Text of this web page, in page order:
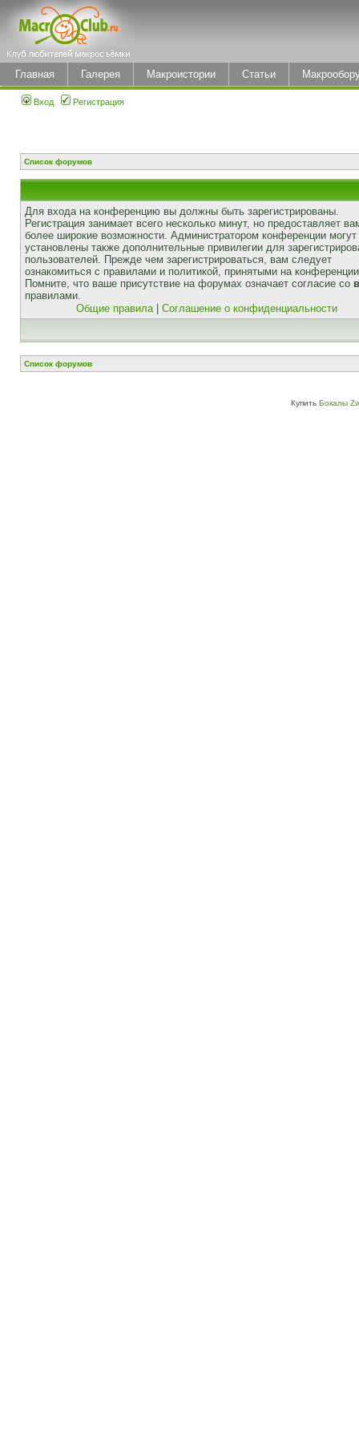
Главная Галерея Макроистории Статьи
Вход Регистрация
Список форумов
Для входа на конференцию вы должны быть зарегистрированы.
Регистрация занимает всего несколько минут, но предоставляет
более широкие возможности. Администратором конференции
установлены также дополнительные привилегии для
пользователей. Прежде чем зарегистрироваться, вам следует
ознакомиться с правилами и политикой, принятыми на
Помните, что ваше присутствие на форумах означает согласие со
правилами.
Общие правила| Соглашение о конфиденциальности
Список форумов
Купить Бокалы